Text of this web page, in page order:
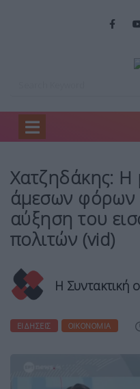
Home
Χατζηδάκης: Η
άμεσων φόρων
αύξηση του
πολιτών (vid)
Η Συντακτική
ΕΙΔΉΣΕΙΣ ΟΙΚΟΝΟΜΊΑ